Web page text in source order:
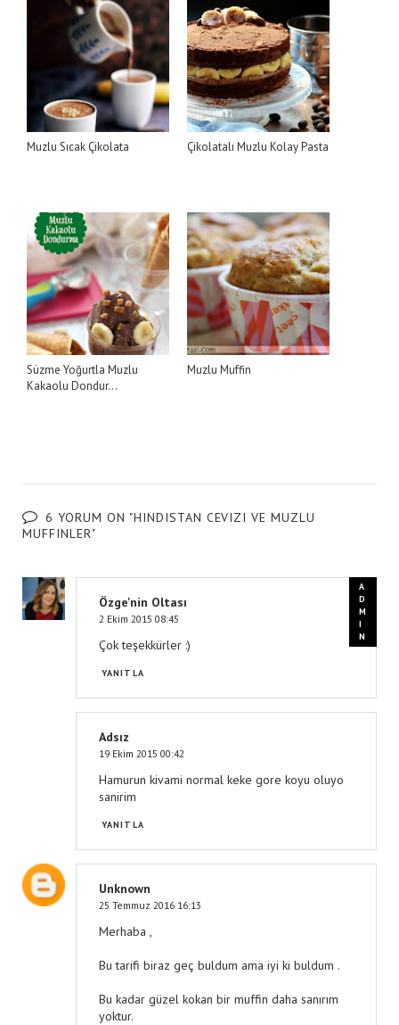
Muzlu Sıcak Çikolata Çikolatalı Muzlu Kolay Pasta
Süzme Yoğurtla Muzlu
Kakaolu Dondur...
Muzlu Muffin
6 YORUM ON "HINDISTAN CEVIZI VE MUZLU
MUFFINLER"
Özge'nin Oltası
2 Ekim 2015 08:45
Çok teşekkürler :)
YANITLA
Adsız
19 Ekim 2015 00:42
Hamurun kivami normal keke gore koyu oluyo
sanirim
YANITLA
Unknown
25 Temmuz 2016 16:13
Merhaba ,
Bu tarifi biraz geç buldum ama iyi ki buldum .
Bu kadar güzel kokan bir muffin daha sanırım
yoktur.